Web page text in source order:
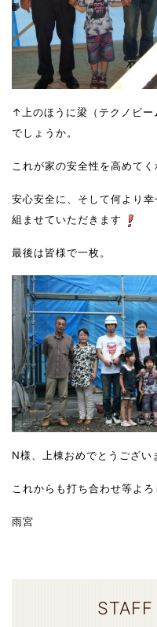
↑上のほうに梁（テクノビー
でしょうか。
これが家の安全性を高めてく
安心安全に、そして何より
組ませていただきます
最後は皆様で一枚。
N様、上棟おめでとうござい
これからも打ち合わせ等よろ
雨宮